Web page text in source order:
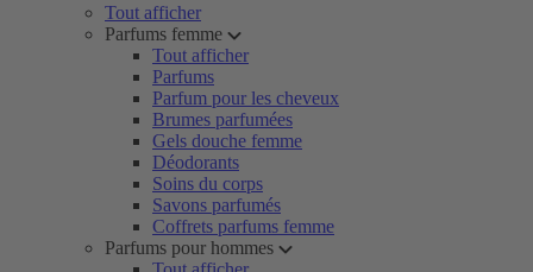
Tout afficher
Parfums femme
Tout afficher
Parfums
Parfum pour les cheveux
Brumes parfumées
Gels douche femme
Déodorants
Soins du corps
Savons parfumés
Coffrets parfums femme
Parfums pour hommes